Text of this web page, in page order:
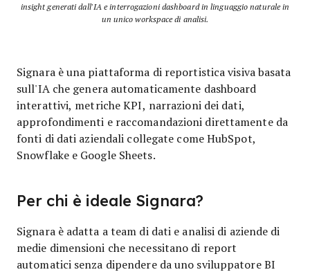
insight generati dall'IA e interrogazioni dashboard in linguaggio naturale in
un unico workspace di analisi.
Signara è una piattaforma di reportistica visiva basata
sull'IA che genera automaticamente dashboard
interattivi, metriche KPI, narrazioni dei dati,
approfondimenti e raccomandazioni direttamente da
fonti di dati aziendali collegate come HubSpot,
Snowflake e Google Sheets.
Per chi è ideale Signara?
Signara è adatta a team di dati e analisi di aziende di
medie dimensioni che necessitano di report
automatici senza dipendere da uno sviluppatore BI